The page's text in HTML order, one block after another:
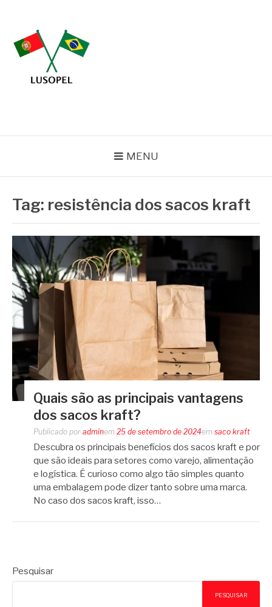
conteúdo
MENU
Tag: resistência dos sacos kraft
Quais são as principais vantagens
dos sacos kraft?
Publicado por adminem 25 de setembro de 2024em saco kraft
Descubra os principais benefícios dos sacos kraft e por
que são ideais para setores como varejo, alimentação
e logística. É curioso como algo tão simples quanto
uma embalagem pode dizer tanto sobre uma marca.
No caso dos sacos kraft, isso…
Pesquisar
PESQUISAR